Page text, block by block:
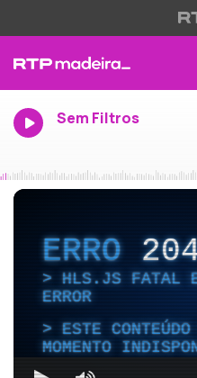
Sem Filtros
ERRO
HLS.JS FATAL
ERROR
ESTE
MOMENTO